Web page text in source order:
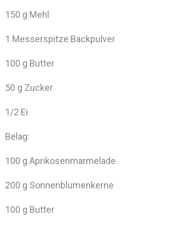
150 g Mehl
1 Messerspitze Backpulver
100 g Butter
50 g Zucker
1/2 Ei
Belag:
100 g Aprikosenmarmelade
200 g Sonnenblumenkerne
100 g Butter